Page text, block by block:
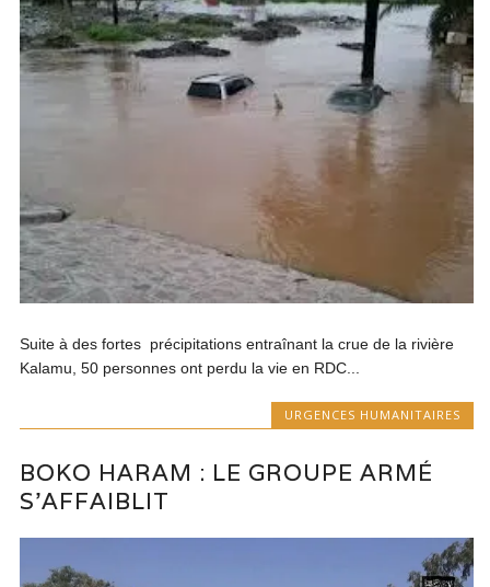
Suite à des fortes précipitations entraînant la crue de la rivière
Kalamu, 50 personnes ont perdu la vie en RDC...
URGENCES HUMANITAIRES
BOKO HARAM : LE GROUPE ARMÉ
S’AFFAIBLIT